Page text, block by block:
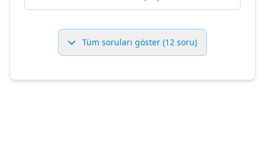
Tüm soruları göster (12 soru)